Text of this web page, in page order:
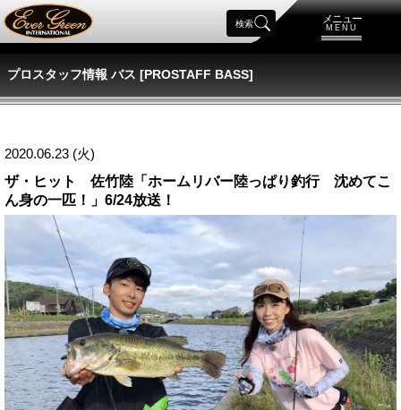
メニュー
MENU
検索
プロスタッフ情報 バス [PROSTAFF BASS]
2020.06.23 (火)
ザ・ヒット 佐竹陸「ホームリバー陸っぱり釣行 沈めてこ
ん身の一匹！」6/24放送！